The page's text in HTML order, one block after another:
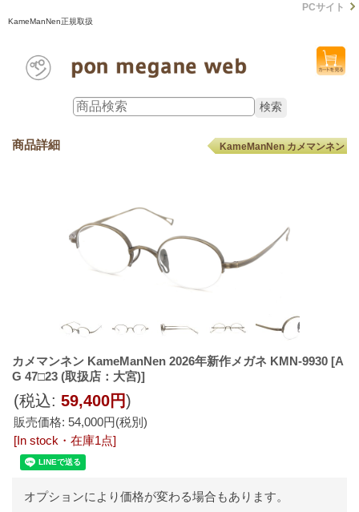
KameManNen正規取扱
PCサイト
商品詳細 KameManNen カメマンネン
カメマンネン KameManNen 2026年新作メガネ KMN-9930 [A
G 47□23 (取扱店：大宮)]
販売価格: 54,000円(税別)
(税込: 59,400円)
[In stock・在庫1点]
オプションにより価格が変わる場合もあります。